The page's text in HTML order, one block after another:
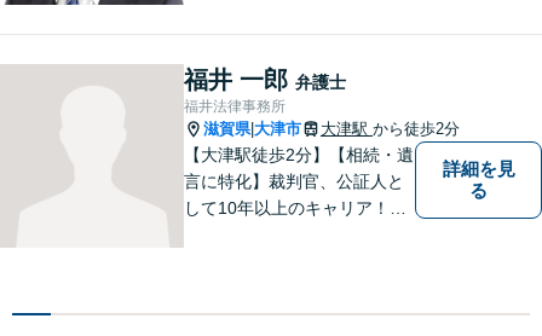
福井 一郎 弁護士
福井法律事務所
滋賀県|大津市 大津駅 から徒歩2分
【大津駅徒歩2分】【相続・遺
言に特化】裁判官、公証人と
して10年以上のキャリア！親
抱えるお気持ちやご希望をぜ
詳細を見
る